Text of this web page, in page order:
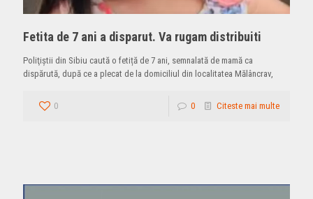
Fetita de 7 ani a disparut. Va rugam distribuiti
Poliţiştii din Sibiu caută o fetiță de 7 ani, semnalată de mamă ca
dispărută, după ce a plecat de la domiciliul din localitatea Mălâncrav,
0 0 Citeste mai multe